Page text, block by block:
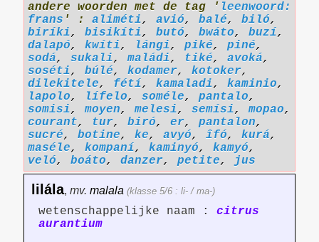
andere woorden met de tag ' leenwoord:
frans ' : aliméti, avió, balé, biló,
biríki, bisikíti, butó, bwáto, buzí,
dalapó, kwíti, lángi, piké, piné,
sodá, sukali,maládi, tiké, avoká,
soséti, búlé, kodamer, kotoker,
dilekitele, fétí, kamaladi, kaminio,
lapolo, lífelo, soméle, pantalo,
somisi,moyen,melesi, semísi,mopao,
courant, tur, biró, er, pantalon,
sucré, botine, ke, avyó, îfó, kurá,
maséle, kompaní, kaminyó, kamyó,
veló, boáto, danzer, petite, jus
lilála, mv. malala (klasse 5/6 : li- / ma-)
wetenschappelijke naam : citrus
aurantium